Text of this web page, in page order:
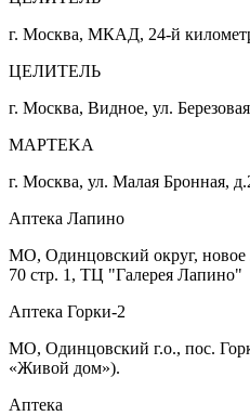
г. Москва, МКАД, 24-й
ЦЕЛИТЕЛЬ
г. Москва, Видное, ул.
MAPTEKA
г. Москва, ул. Малая Бронная,
Аптека Лапино
МО, Одинцовский округ, новое
70 стр. 1, ТЦ "Галерея Лапино"
Аптека Горки-2
МО, Одинцовский г.о., пос.
«Живой дом»).
Аптека